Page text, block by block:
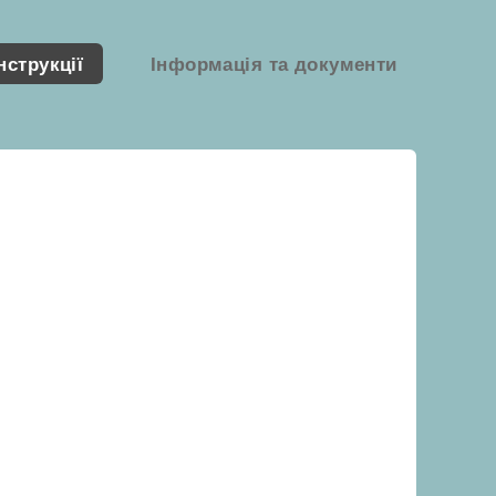
Інформація та документи